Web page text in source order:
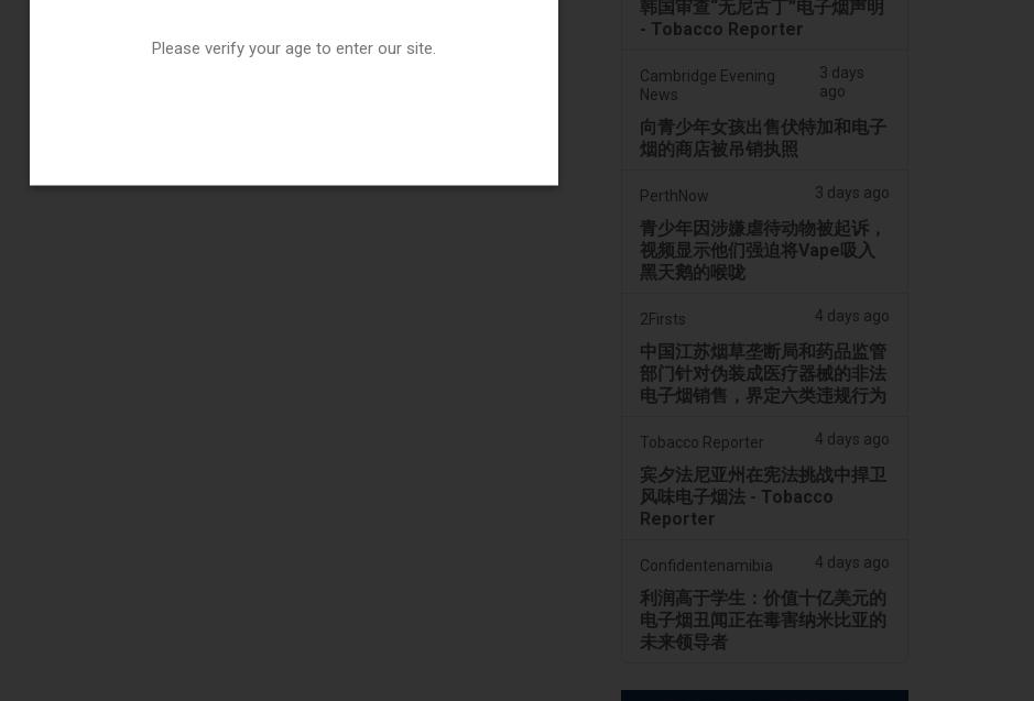
韩国审查“无尼古丁”电子烟声明
- Tobacco Reporter
Cambridge Evening
News
3 days
ago
向青少年女孩出售伏特加和电子
烟的商店被吊销执照
PerthNow 3 days ago
青少年因涉嫌虐待动物被起诉，
视频显示他们强迫将Vape吸入
黑天鹅的喉咙
2Firsts 4 days ago
中国江苏烟草垄断局和药品监管
部门针对伪装成医疗器械的非法
电子烟销售，界定六类违规行为
Tobacco Reporter 4 days ago
宾夕法尼亚州在宪法挑战中捍卫
风味电子烟法 - Tobacco
Reporter
Confidentenamibia 4 days ago
利润高于学生：价值十亿美元的
电子烟丑闻正在毒害纳米比亚的
未来领导者
Please verify your age to enter our site.